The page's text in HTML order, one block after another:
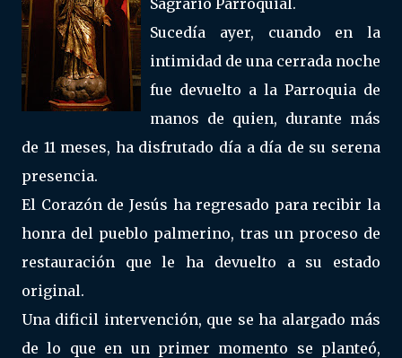
Sagrario Parroquial.
Sucedía ayer, cuando en la
intimidad de una cerrada noche
fue devuelto a la Parroquia de
manos de quien, durante más
de 11 meses, ha disfrutado día a día de su serena
presencia.
El Corazón de Jesús ha regresado para recibir la
honra del pueblo palmerino, tras un proceso de
restauración que le ha devuelto a su estado
original.
Una dificil intervención, que se ha alargado más
de lo que en un primer momento se planteó,